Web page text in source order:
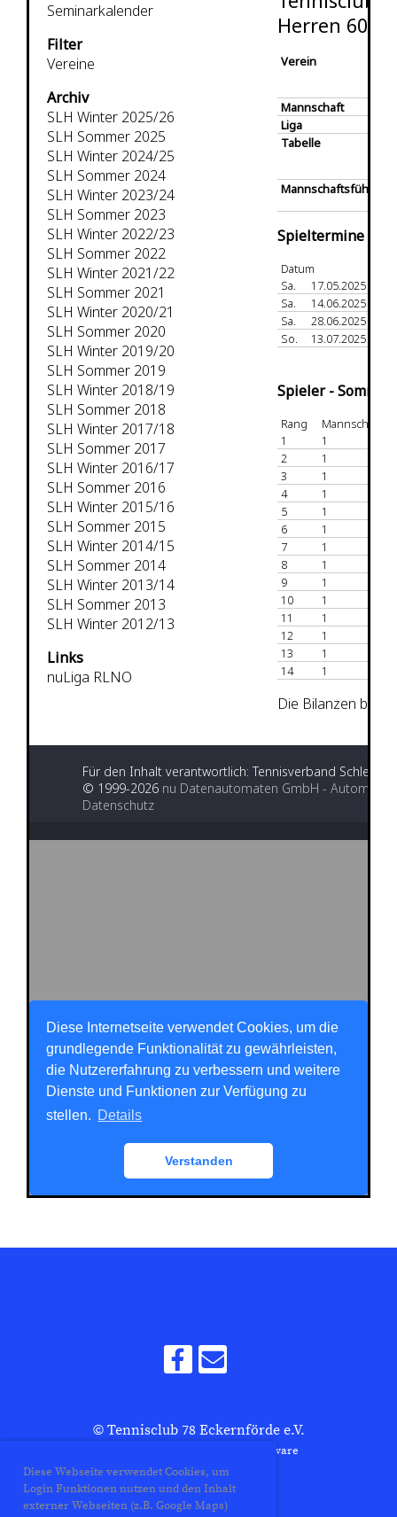
Diese Webseite verwendet Cookies, um
Login Funktionen nutzen und den Inhalt
externer Webseiten (z.B. Google Maps)
© Tennisclub 78 Eckernförde e.V.
Erstellt mit ClubDesk Vereinssoftware